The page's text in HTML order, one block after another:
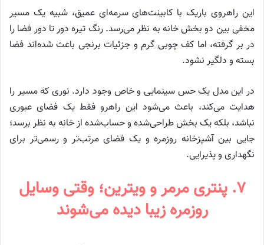
این راهروی باریک با کابینت‌های سرمه‌ای عمیق، شبیه یک مسیر
مخفی بین دو بخش خانه به نظر می‌رسد. رنگ تیره دور تا دور فضا را
در بر گرفته، اما کف چوبی گرم و جزئیات برنجی باعث شده‌اند فضا
بسته و دلگیر نشود.
در این مدل یک حس سینمایی و خاص وجود دارد. نوری که مسیر را
هدایت می‌کند، باعث می‌شود این راهرو فقط یک فضای عبوری
نباشد، بلکه یک بخش طراحی‌شده و حساب‌شده از خانه به نظر برسد؛
جایی بین آشپزخانه روزمره و یک فضای مرتب‌تر و رسمی‌تر برای
نگهداری و پذیرایی.
۷. پنتری مرمر و ویترین؛ وقتی وسایل
روزمره زیبا دیده می‌شوند